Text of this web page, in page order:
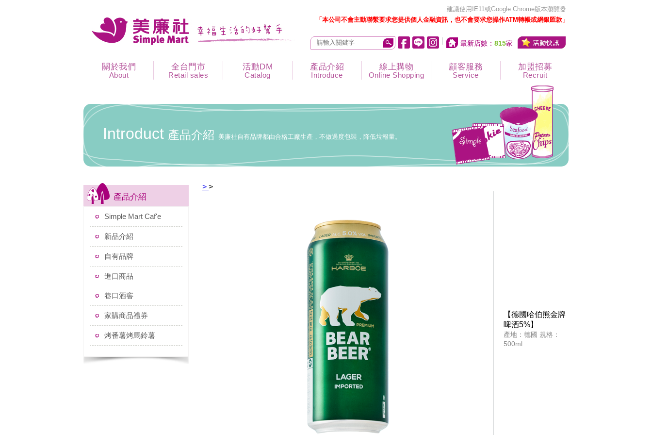
建議使用IE11或Google Chrome版本瀏覽器
「本公司不會主動聯繫要求您提供個人金融資訊，也不會要求您操作ATM轉帳或網銀匯款」
最新店數： 815家
關於我們
About
全台門市
Retail sales
活動DM
Catalog
產品介紹
Introduce
線上購物
Online Shopping
顧客服務
Service
加盟招募
Recruit
Introduct 產品介紹 美廉社自有品牌都由合格工廠生產，不做過度包裝，降低垃報量。
產品介紹
Simple Mart Caf'e
新品介紹
自有品牌
進口商品
巷口酒窖
家購商品禮券
烤番薯烤馬鈴薯
> >
【德國哈伯熊金牌
啤酒5%】
產地：德國 規格：
500ml